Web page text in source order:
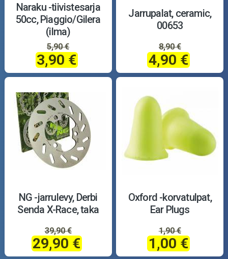
Naraku -tiivistesarja
50cc, Piaggio/Gilera
(ilma)
5,90 €
3,90 €
Jarrupalat, ceramic,
00653
8,90 €
4,90 €
NG -jarrulevy, Derbi
Senda X-Race, taka
39,90 €
29,90 €
Oxford -korvatulpat,
Ear Plugs
1,90 €
1,00 €